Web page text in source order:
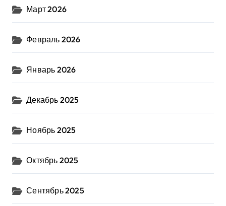
Март 2026
Февраль 2026
Январь 2026
Декабрь 2025
Ноябрь 2025
Октябрь 2025
Сентябрь 2025